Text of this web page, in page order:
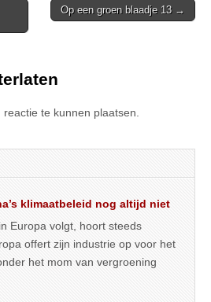
Op een groen blaadje 13 →
reactie te kunnen plaatsen.
klimaatbeleid nog altijd niet
Europa volgt, hoort steeds
offert zijn industrie op voor het
het mom van vergroening